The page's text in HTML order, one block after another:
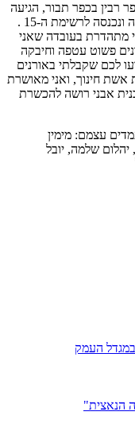
רבין בכפר תבור, הגיעה
לשלב מתקדם יותר בתחרות המורה של המדינה ונכנסה לרשימת ה-15 .
מתהדרת בעובדה שאני
פשוט עטפה וחיבקה
לכם שקבלתי באורנים
אשת חינוך, ואני מאושרת
אבני רושה להכשרת
עצמם: מימין
יהלום שלמה, יובל
במגדל העמק
הנאצית"